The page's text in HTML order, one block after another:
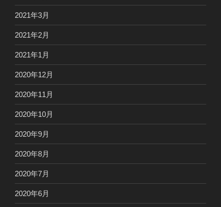
2021年3月
2021年2月
2021年1月
2020年12月
2020年11月
2020年10月
2020年9月
2020年8月
2020年7月
2020年6月